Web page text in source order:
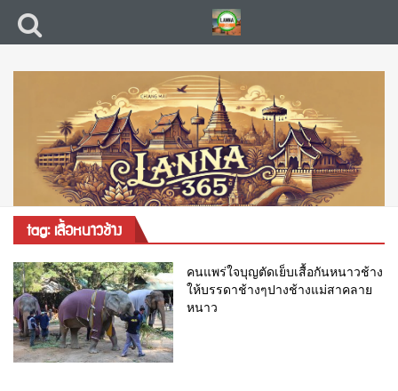
tag: เสื้อหนาวช้าง
คนแพร่ใจบุญตัดเย็บเสื้อกันหนาวช้าง
ให้บรรดาช้างๆปางช้างแม่สาคลาย
หนาว